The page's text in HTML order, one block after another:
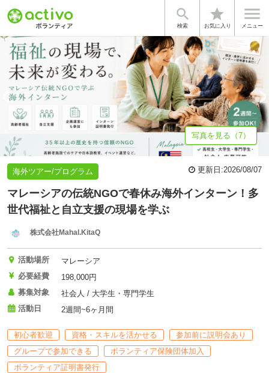

検索
star
お気に入り

メニュー
💡 圧倒的成長を遂げる春にしよう！... 基本情報 募集詳細 体験談
写真を見る（7）
海外ツアー/プログラム 更新日:2026/08/07
マレーシアの伝統NGOで春休み海外インターン！多
世代福祉と自立支援の現場を学ぶ
株式会社Mahal.KitaQ
活動場所
マレーシア
必要経費
198,000円
募集対象
社会人 / 大学生・専門学生
活動日
2週間~6ヶ月間
初心者歓迎 資格・スキルを活かせる
参加前に説明会あり
グループで参加できる
ボランティア保険団体加入
ボランティア証明書発行